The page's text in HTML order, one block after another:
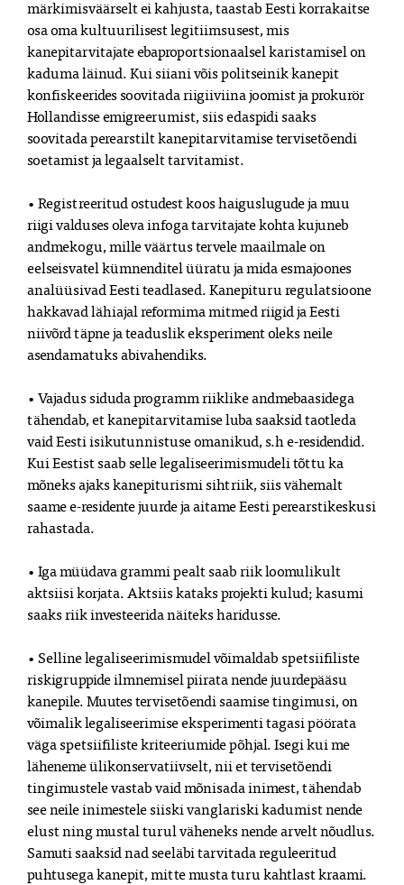
märkimisväärselt ei kahjusta, taastab Eesti korrakaitse
osa oma kultuurilisest legitiimsusest, mis
kanepitarvitajate ebaproportsionaalsel karistamisel on
kaduma läinud. Kui siiani võis politseinik kanepit
konfiskeerides soovitada riigiiviina joomist ja prokurör
Hollandisse emigreerumist, siis edaspidi saaks
soovitada perearstilt kanepitarvitamise tervisetõendi
soetamist ja legaalselt tarvitamist.
• Registreeritud ostudest koos haiguslugude ja muu
riigi valduses oleva infoga tarvitajate kohta kujuneb
andmekogu, mille väärtus tervele maailmale on
eelseisvatel kümnenditel üüratu ja mida esmajoones
analüüsivad Eesti teadlased. Kanepituru regulatsioone
hakkavad lähiajal reformima mitmed riigid ja Eesti
niivõrd täpne ja teaduslik eksperiment oleks neile
asendamatuks abivahendiks.
• Vajadus siduda programm riiklike andmebaasidega
tähendab, et kanepitarvitamise luba saaksid taotleda
vaid Eesti isikutunnistuse omanikud, s.h e-residendid.
Kui Eestist saab selle legaliseerimismudeli tõttu ka
mõneks ajaks kanepiturismi sihtriik, siis vähemalt
saame e-residente juurde ja aitame Eesti perearstikeskusi
rahastada.
• Iga müüdava grammi pealt saab riik loomulikult
aktsiisi korjata. Aktsiis kataks projekti kulud; kasumi
saaks riik investeerida näiteks haridusse.
• Selline legaliseerimismudel võimaldab spetsiifiliste
riskigruppide ilmnemisel piirata nende juurdepääsu
kanepile. Muutes tervisetõendi saamise tingimusi, on
võimalik legaliseerimise eksperimenti tagasi pöörata
väga spetsiifiliste kriteeriumide põhjal. Isegi kui me
läheneme ülikonservatiivselt, nii et tervisetõendi
tingimustele vastab vaid mõnisada inimest, tähendab
see neile inimestele siiski vanglariski kadumist nende
elust ning mustal turul väheneks nende arvelt nõudlus.
Samuti saaksid nad seeläbi tarvitada reguleeritud
puhtusega kanepit, mitte musta turu kahtlast kraami.